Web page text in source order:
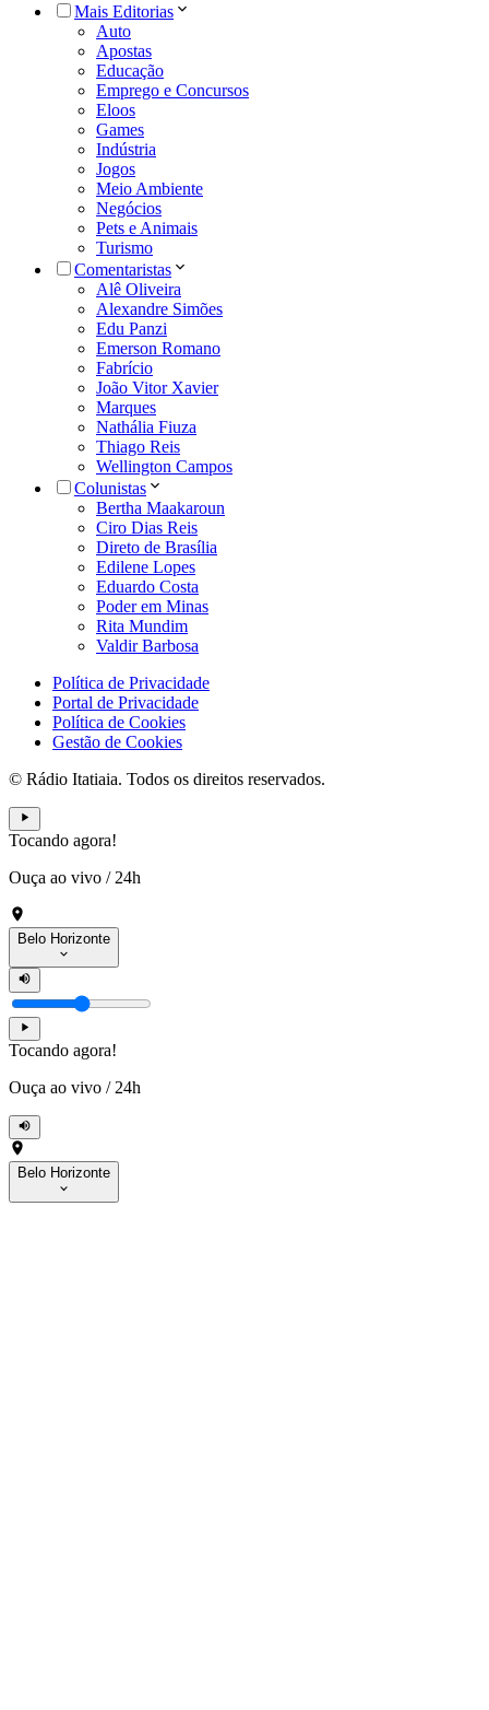
Mais Editorias
Auto
Apostas
Educação
Emprego e Concursos
Eloos
Games
Indústria
Jogos
Meio Ambiente
Negócios
Pets e Animais
Turismo
Comentaristas
Alê Oliveira
Alexandre Simões
Edu Panzi
Emerson Romano
Fabrício
João Vitor Xavier
Marques
Nathália Fiuza
Thiago Reis
Wellington Campos
Colunistas
Bertha Maakaroun
Ciro Dias Reis
Direto de Brasília
Edilene Lopes
Eduardo Costa
Poder em Minas
Rita Mundim
Valdir Barbosa
Política de Privacidade
Portal de Privacidade
Política de Cookies
Gestão de Cookies
© Rádio Itatiaia. Todos os direitos reservados.
Tocando agora!
Ouça ao vivo / 24h
Belo Horizonte
Tocando agora!
Ouça ao vivo / 24h
Belo Horizonte